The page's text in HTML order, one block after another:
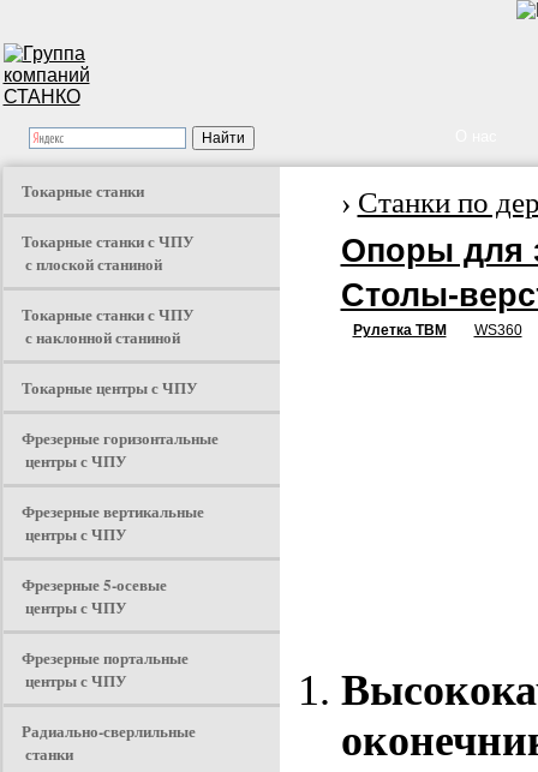
Токарные станки
Токарные станки с ЧПУ
с плоской станиной
Токарные станки с ЧПУ
с наклонной станиной
Токарные центры с ЧПУ
Фрезерные горизонтальные
центры с ЧПУ
Фрезерные вертикальные
центры с ЧПУ
Фрезерные 5-осевые
центры с ЧПУ
Фрезерные портальные
центры с ЧПУ
Радиально-сверлильные
станки
› Станки по
Опоры для
Столы-
Рулетка TBM WS360